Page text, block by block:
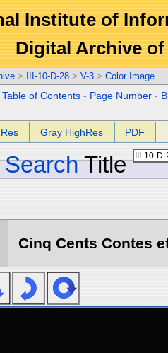
Institute of
Digital Archive
> III-10-D-28 > V-3 > Color Image
Table of Contents - Page Number -
Gray HighRes PDF
Title
Cinq Cents Contes